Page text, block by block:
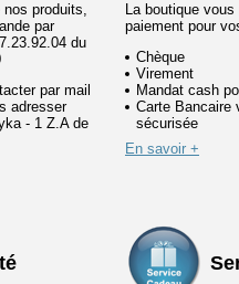
produits,
par
du
par mail
adresser
- 1 Z.A de
La boutique
paiement pour
Chèque
Virement
Mandat cash
Carte Bancaire
sécurisée
En savoir +